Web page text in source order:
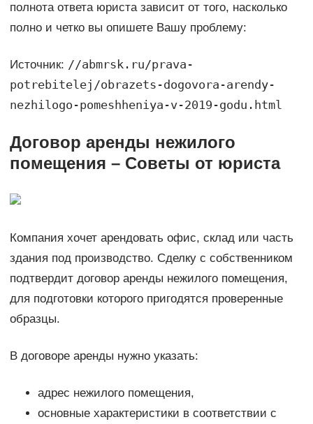
полнота ответа юриста зависит от того, насколько
полно и четко вы опишете Вашу проблему:
Источник: //abmrsk.ru/prava-
potrebitelej/obrazets-dogovora-arendy-
nezhilogo-pomeshheniya-v-2019-godu.html
Договор аренды нежилого
помещения – Советы от юриста
Компания хочет арендовать офис, склад или часть
здания под производство. Сделку с собственником
подтвердит договор аренды нежилого помещения,
для подготовки которого пригодятся проверенные
образцы.
В договоре аренды нужно указать:
адрес нежилого помещения,
основные характеристики в соответствии с